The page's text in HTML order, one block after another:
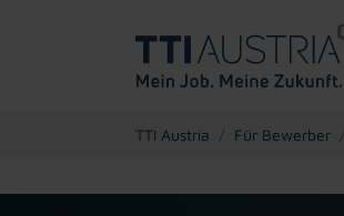
TTI Austria Für Bewerber